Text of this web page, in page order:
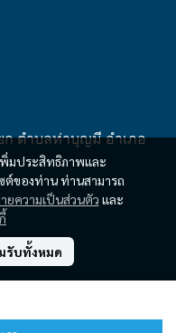
พิ่มประสิทธิภาพและ
ต์ของท่าน ท่านสามารถ
ยความเป็นส่วนตัว และ
รับทั้งหมด
ก ตำบลท่าบุญมี อำเภอ
by rungsiyo.com